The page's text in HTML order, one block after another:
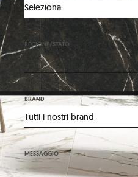
REGIONE/STATO
BRAND
MESSAGGIO